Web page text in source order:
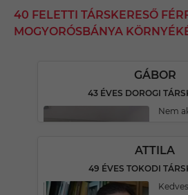
40 FELETTI TÁRSKERESŐ
MOGYORÓSBÁNYA
GÁBOR
43 ÉVES DOROGI
Nem
ATTILA
49 ÉVES TOKODI